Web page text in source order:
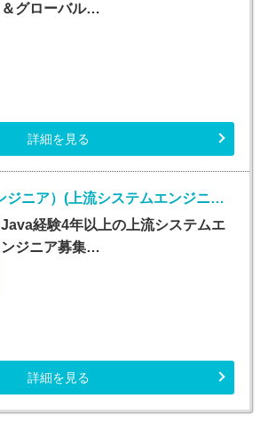
＆グローバル…
詳細を見る
SE（システムエンジニア）(上流システムエンジニア/Java経験者/正社員)
Java経験4年以上の上流システムエ
ンジニア募集…
詳細を見る